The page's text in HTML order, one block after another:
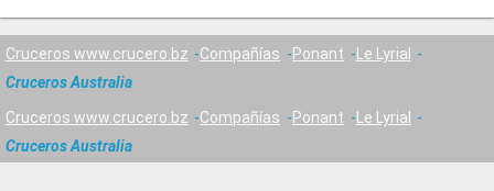
Cruceros www.crucero.bz Compañías Ponant
Le Lyrial
Cruceros Australia
Cruceros www.crucero.bz Compañías Ponant
Le Lyrial
Cruceros Australia